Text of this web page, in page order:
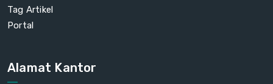
Tag Artikel
Portal
Alamat Kantor